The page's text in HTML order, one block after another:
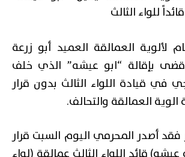
لألوية العمالقة العميد أبو زرعة
قضى بإقالة “ابو عيشه” الذي خلف
في قيادة اللواء الثالث بدون قرار
العمالقة والتحالف.
أصدر المحرمي اليوم السبت قرار